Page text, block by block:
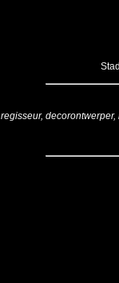
regisseur, decorontwerper,